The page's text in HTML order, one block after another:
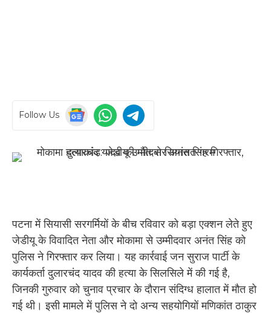
Follow Us
पटना में सियासी सरगर्मियों के बीच रविवार को बड़ा एक्शन लेते हुए
जेडीयू के विवादित नेता और मोकामा से उम्मीदवार अनंत सिंह को
पुलिस ने गिरफ्तार कर लिया। यह कार्रवाई जन सुराज पार्टी के
कार्यकर्ता दुलारचंद यादव की हत्या के सिलसिले में की गई है,
जिनकी गुरुवार को चुनाव प्रचार के दौरान संदिग्ध हालात में मौत हो
गई थी। इसी मामले में पुलिस ने दो अन्य सहयोगियों मणिकांत ठाकुर